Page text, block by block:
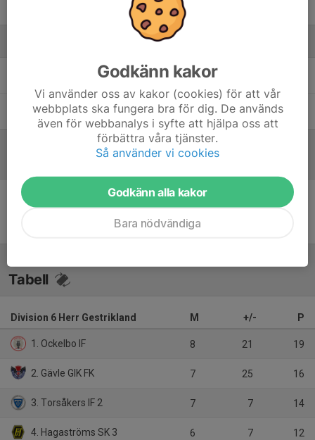
William Henriksson
Musse SacicTränare
Tony Larsson Ass. Tränare
Inget referat skrivet
Tabell
Division 6 Herr Gestrikland M +/- P
1. Ockelbo IF 8 21 19
2. Gävle GIK FK 7 25 16
3. Torsåkers IF 2 7 7 14
4. Hagaströms SK 3 6 7 12
Godkänn kakor
Vi använder oss av kakor (cookies) för att vår
webbplats ska fungera bra för dig. De används
även för webbanalys i syfte att hjälpa oss att
förbättra våra tjänster.
Så använder vi cookies
Godkänn alla kakor
Bara nödvändiga